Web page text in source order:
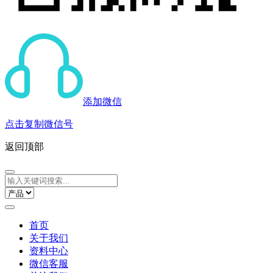
添加微信
点击复制微信号
返回顶部
首页
关于我们
资料中心
微信客服